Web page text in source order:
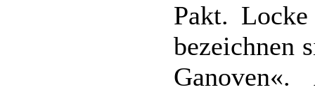
Pakt.
bezeichnen